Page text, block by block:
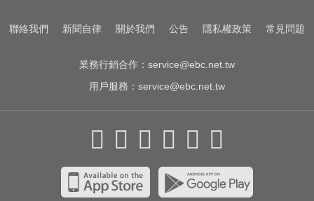
TPBL／官宣確定了！林庭謙重磅加
聯絡我們 新聞自律 關於我們 公告 隱私權政策 常見問題
業務行銷合作： service@ebc.net.tw
用戶服務： service@ebc.net.tw